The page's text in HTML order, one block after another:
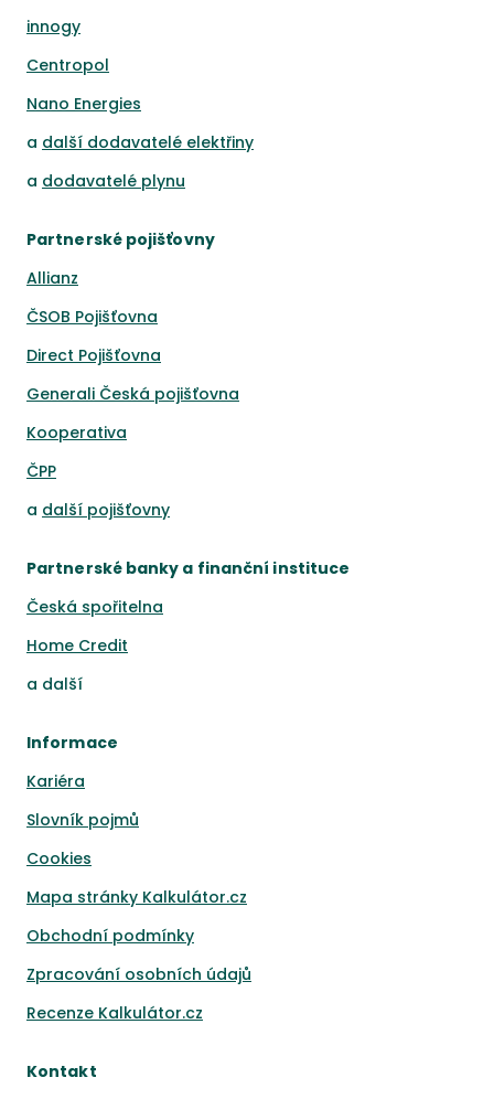
innogy
Centropol
Nano Energies
a další dodavatelé elektřiny
a dodavatelé plynu
Partnerské pojišťovny
Allianz
ČSOB Pojišťovna
Direct Pojišťovna
Generali Česká pojišťovna
Kooperativa
ČPP
a další pojišťovny
Partnerské banky a finanční instituce
Česká spořitelna
Home Credit
a další
Informace
Kariéra
Slovník pojmů
Cookies
Mapa stránky Kalkulátor.cz
Obchodní podmínky
Zpracování osobních údajů
Recenze Kalkulátor.cz
Kontakt